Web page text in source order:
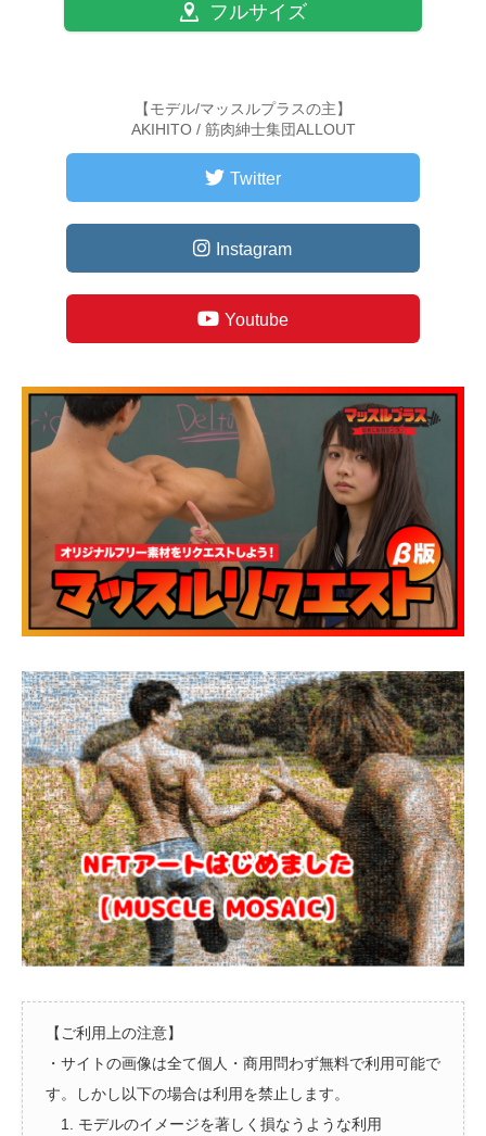
フルサイズ
【モデル/マッスルプラスの主】
AKIHITO / 筋肉紳士集団ALLOUT
Twitter
Instagram
Youtube
【ご利用上の注意】
・サイトの画像は全て個人・商用問わず無料で利用可能で
す。しかし以下の場合は利用を禁止します。
1. モデルのイメージを著しく損なうような利用